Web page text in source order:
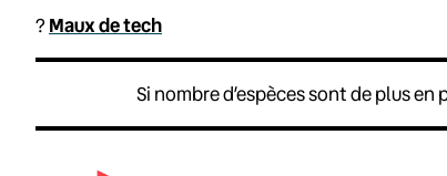
? Maux de tech
Si nombre d’espèces sont de plus